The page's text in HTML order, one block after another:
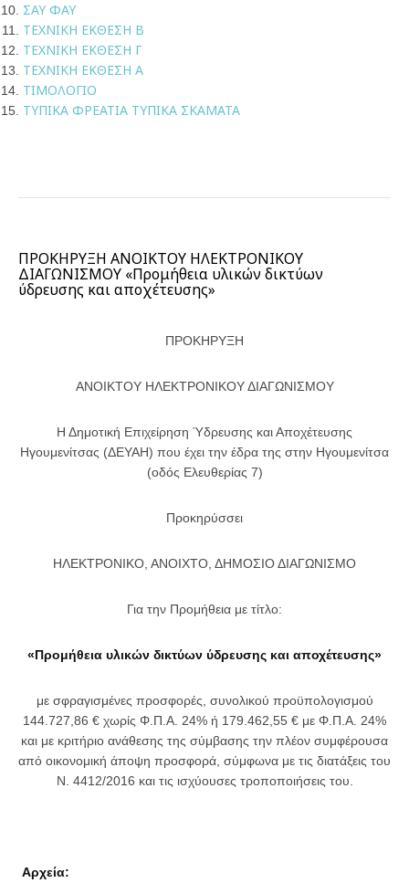
ΣΑΥ ΦΑΥ
ΤΕΧΝΙΚΗ ΕΚΘΕΣΗ B
ΤΕΧΝΙΚΗ ΕΚΘΕΣΗ Γ
ΤΕΧΝΙΚΗ ΕΚΘΕΣΗ Α
ΤΙΜΟΛΟΓΙΟ
ΤΥΠΙΚΑ ΦΡΕΑΤΙΑ ΤΥΠΙΚΑ ΣΚΑΜΑΤΑ
ΠΡΟΚΗΡΥΞΗ ΑΝΟΙΚΤΟΥ ΗΛΕΚΤΡΟΝΙΚΟΥ
ΔΙΑΓΩΝΙΣΜΟΥ «Προμήθεια υλικών δικτύων
ύδρευσης και αποχέτευσης»
ΠΡΟΚΗΡΥΞΗ
ΑΝΟΙΚΤΟΥ ΗΛΕΚΤΡΟΝΙΚΟΥ ΔΙΑΓΩΝΙΣΜΟΥ
Η Δημοτική Επιχείρηση Ύδρευσης και Αποχέτευσης
Ηγουμενίτσας (ΔΕΥΑΗ) που έχει την έδρα της στην Ηγουμενίτσα
(οδός Ελευθερίας 7)
Προκηρύσσει
ΗΛΕΚΤΡΟΝΙΚΟ, ΑΝΟΙΧΤΟ, ΔΗΜΟΣΙΟ ΔΙΑΓΩΝΙΣΜΟ
Για την Προμήθεια με τίτλο:
«Προμήθεια υλικών δικτύων ύδρευσης και αποχέτευσης»
με σφραγισμένες προσφορές, συνολικού προϋπολογισμού
144.727,86 € χωρίς Φ.Π.Α. 24% ή 179.462,55 € με Φ.Π.Α. 24%
και με κριτήριο ανάθεσης της σύμβασης την πλέον συμφέρουσα
από οικονομική άποψη προσφορά, σύμφωνα με τις διατάξεις του
Ν. 4412/2016 και τις ισχύουσες τροποποιήσεις του.
Αρχεία: